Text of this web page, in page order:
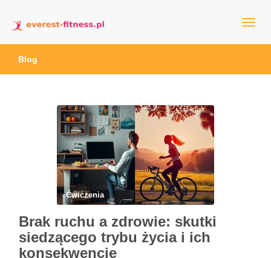
everest-fitness.pl
Blog
Ćwiczenia
Brak ruchu a zdrowie: skutki
siedzącego trybu życia i ich
konsekwencje